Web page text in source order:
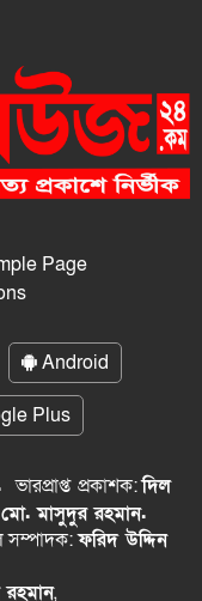
Page
Android
Plus
ভারপ্রাপ্ত প্রকাশক:দিল
মো. মাসুদুর রহমান.
সম্পাদক:ফরিদ উদ্দিন
,